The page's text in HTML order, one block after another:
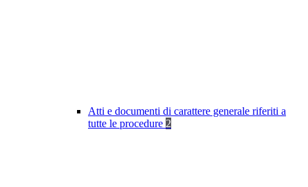
Atti e documenti di carattere generale riferiti a
tutte le procedure 2